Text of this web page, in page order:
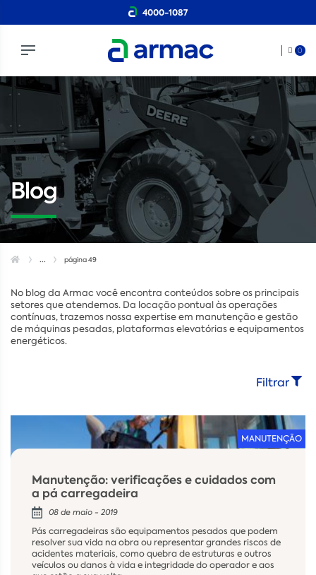
4000-1087
0
Blog
... página 49
No blog da Armac você encontra conteúdos sobre os principais
setores que atendemos. Da locação pontual às operações
contínuas, trazemos nossa expertise em manutenção e gestão
de máquinas pesadas, plataformas elevatórias e equipamentos
energéticos.
Filtrar
MANUTENÇÃO
Manutenção: verificações e cuidados com
a pá carregadeira
08 de maio - 2019
Pás carregadeiras são equipamentos pesados que podem
resolver sua vida na obra ou representar grandes riscos de
acidentes materiais, como quebra de estruturas e outros
veículos ou danos à vida e integridade do operador e aos